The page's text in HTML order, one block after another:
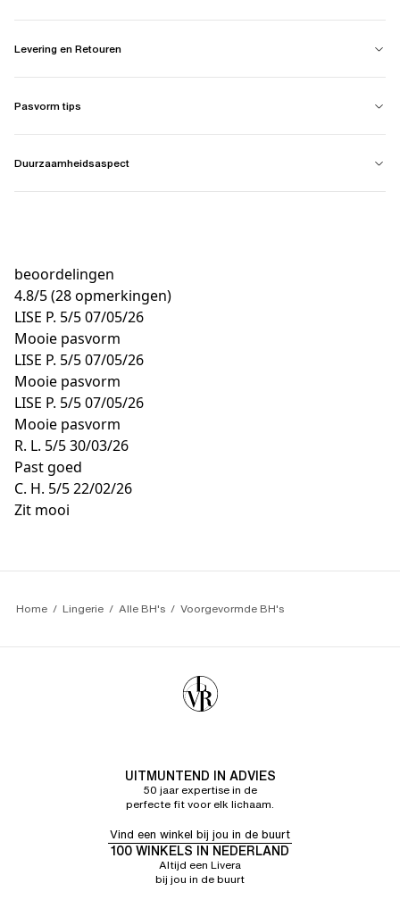
Levering en Retouren
Pasvorm tips
Duurzaamheidsaspect
beoordelingen
4.8/5(28 opmerkingen)
LISE P. 5/507/05/26
Mooie pasvorm
LISE P. 5/507/05/26
Mooie pasvorm
LISE P. 5/507/05/26
Mooie pasvorm
R. L. 5/530/03/26
Past goed
C. H. 5/522/02/26
Zit mooi
Home Lingerie Alle BH's Voorgevormde BH's
UITMUNTEND IN ADVIES
50 jaar expertise in de
perfecte fit voor elk lichaam.
Vind een winkel bij jou in de buurt
100 WINKELS IN NEDERLAND
Altijd een Livera
bij jou in de buurt